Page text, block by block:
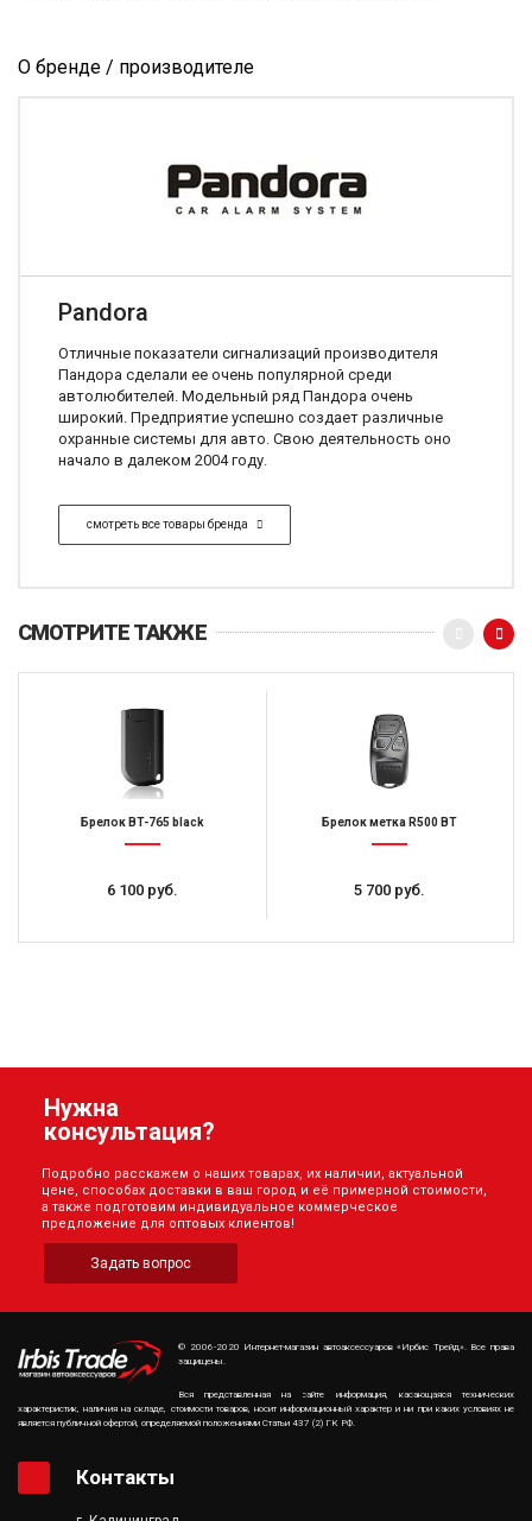
О бренде / производителе
Pandora
Отличные показатели сигнализаций производителя
Пандора сделали ее очень популярной среди
автолюбителей. Модельный ряд Пандора очень
широкий. Предприятие успешно создает различные
охранные системы для авто. Свою деятельность оно
начало в далеком 2004 году.
смотреть все товары бренда
СМОТРИТЕ ТАКЖЕ
Брелок BT-765 black
6 100 руб.
Брелок метка R500 BT
5 700 руб.
Нужна
консультация?
Подробно расскажем о наших товарах, их наличии, актуальной
цене, способах доставки в ваш город и её примерной стоимости,
а также подготовим индивидуальное коммерческое
предложение для оптовых клиентов!
Задать вопрос
© 2006-2020 Интернет-магазин автоаксессуаров «Ирбис Трейд». Все права
защищены.
Вся представленная на сайте информация, касающаяся технических
характеристик, наличия на складе, стоимости товаров, носит информационный характер и ни при каких условиях не
является публичной офертой, определяемой положениями Статьи 437 (2) ГК РФ.
Контакты